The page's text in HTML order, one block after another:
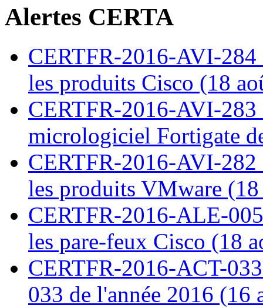
Alertes CERTA
CERTFR-2016-AVI-
les produits Cisco (18
CERTFR-2016-AVI-
micrologiciel Fortigate
CERTFR-2016-AVI-
les produits VMware
CERTFR-2016-ALE-
les pare-feux Cisco (18
CERTFR-2016-ACT-
033 de l'année 2016 (16